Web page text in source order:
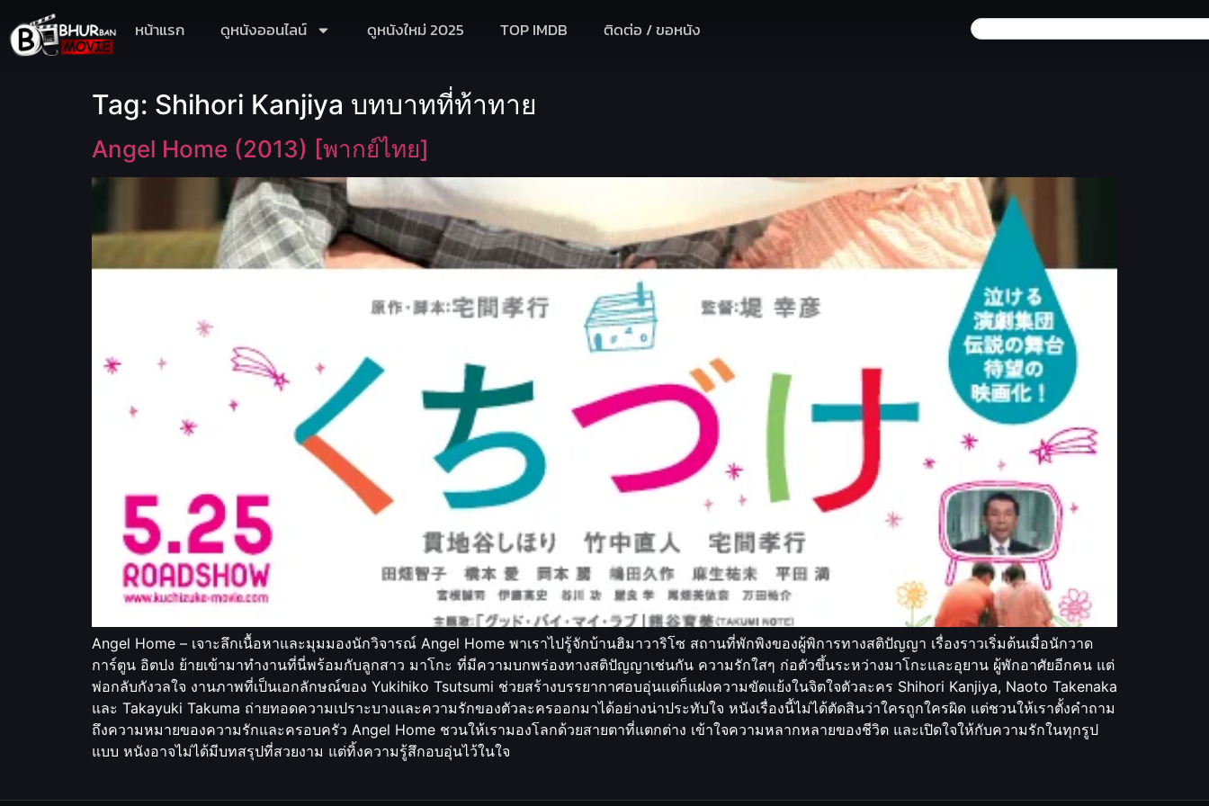
หน้าแรก ดูหนังออนไลน์ ดูหนังใหม่ 2025 TOP IMDB ติดต่อ / ขอหนัง
Tag: Shihori Kanjiya บทบาทที่ท้าทาย
Angel Home (2013) [พากย์ไทย]
Angel Home – เจาะลึกเนื้อหาและมุมมองนักวิจารณ์ Angel Home พาเราไปรู้จักบ้านฮิมาวาริโซ สถานที่พักพิงของผู้พิการทางสติปัญญา เรื่องราวเริ่มต้นเมื่อนักวาด
การ์ตูน อิตปง ย้ายเข้ามาทำงานที่นี่พร้อมกับลูกสาว มาโกะ ที่มีความบกพร่องทางสติปัญญาเช่นกัน ความรักใสๆ ก่อตัวขึ้นระหว่างมาโกะและอุยาน ผู้พักอาศัยอีกคน แต่
พ่อกลับกังวลใจ งานภาพที่เป็นเอกลักษณ์ของ Yukihiko Tsutsumi ช่วยสร้างบรรยากาศอบอุ่นแต่ก็แฝงความขัดแย้งในจิตใจตัวละคร Shihori Kanjiya, Naoto Takenaka
และ Takayuki Takuma ถ่ายทอดความเปราะบางและความรักของตัวละครออกมาได้อย่างน่าประทับใจ หนังเรื่องนี้ไม่ได้ตัดสินว่าใครถูกใครผิด แต่ชวนให้เราตั้งคำถาม
ถึงความหมายของความรักและครอบครัว Angel Home ชวนให้เรามองโลกด้วยสายตาที่แตกต่าง เข้าใจความหลากหลายของชีวิต และเปิดใจให้กับความรักในทุกรูป
แบบ หนังอาจไม่ได้มีบทสรุปที่สวยงาม แต่ทิ้งความรู้สึกอบอุ่นไว้ในใจ